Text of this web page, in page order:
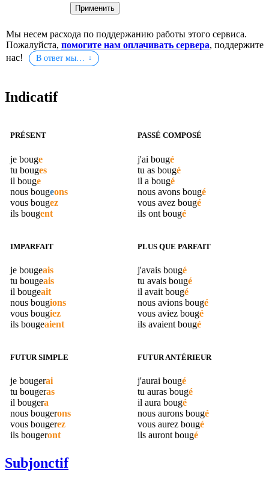
Мы несем расхода по поддержанию работы этого сервиса.
Пожалуйста, помогите нам оплачивать сервера, поддержите
нас!
В ответ мы…
Indicatif
PRÉSENT
je bouge
tu bouges
il bouge
nous bougeons
vous bougez
ils bougent
PASSÉ COMPOSÉ
j'ai bougé
tu as bougé
il a bougé
nous avons bougé
vous avez bougé
ils ont bougé
IMPARFAIT
je bougeais
tu bougeais
il bougeait
nous bougions
vous bougiez
ils bougeaient
PLUS QUE PARFAIT
j'avais bougé
tu avais bougé
il avait bougé
nous avions bougé
vous aviez bougé
ils avaient bougé
FUTUR SIMPLE
je bougerai
tu bougeras
il bougera
nous bougerons
vous bougerez
ils bougeront
FUTUR ANTÉRIEUR
j'aurai bougé
tu auras bougé
il aura bougé
nous aurons bougé
vous aurez bougé
ils auront bougé
Subjonctif